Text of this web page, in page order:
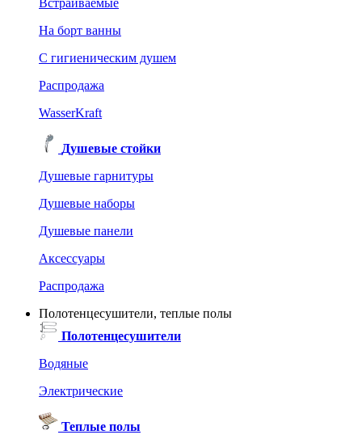
На борт ванны
C гигиеническим душем
Распродажа
WasserKraft
Душевые стойки
Душевые гарнитуры
Душевые наборы
Душевые панели
Аксессуары
Распродажа
Полотенцесушители, теплые полы
Полотенцесушители
Водяные
Электрические
Теплые полы